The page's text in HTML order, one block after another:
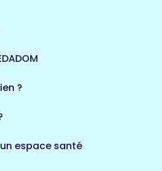
?
espace santé